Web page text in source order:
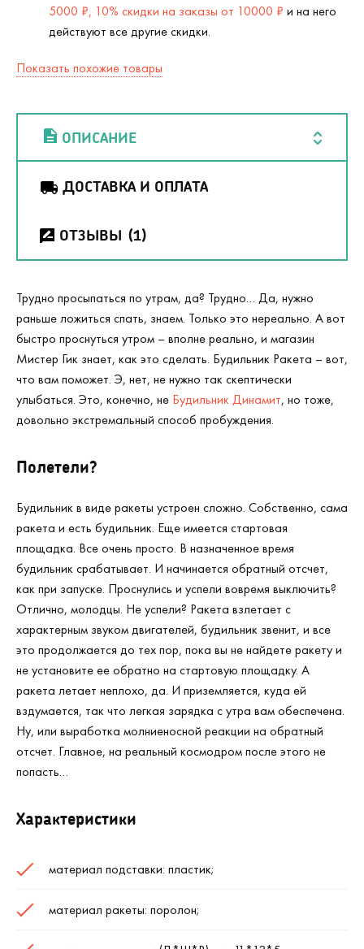
5000 ₽, 10% скидки на заказы от 10000 ₽ и на него
действуют все другие скидки.
Показать похожие товары
ОПИСАНИЕ
ДОСТАВКА И ОПЛАТА
ОТЗЫВЫ (1)
Трудно просыпаться по утрам, да? Трудно… Да, нужно
раньше ложиться спать, знаем. Только это нереально. А вот
быстро проснуться утром – вполне реально, и магазин
Мистер Гик знает, как это сделать. Будильник Ракета – вот,
что вам поможет. Э, нет, не нужно так скептически
улыбаться. Это, конечно, не Будильник Динамит, но тоже,
довольно экстремальный способ пробуждения.
Полетели?
Будильник в виде ракеты устроен сложно. Собственно, сама
ракета и есть будильник. Еще имеется стартовая
площадка. Все очень просто. В назначенное время
будильник срабатывает. И начинается обратный отсчет,
как при запуске. Проснулись и успели вовремя выключить?
Отлично, молодцы. Не успели? Ракета взлетает с
характерным звуком двигателей, будильник звенит, и все
это продолжается до тех пор, пока вы не найдете ракету и
не установите ее обратно на стартовую площадку. А
ракета летает неплохо, да. И приземляется, куда ей
вздумается, так что легкая зарядка с утра вам обеспечена.
Ну, или выработка молниеносной реакции на обратный
отсчет. Главное, на реальный космодром после этого не
попасть…
Характеристики
материал подставки: пластик;
материал ракеты: поролон;